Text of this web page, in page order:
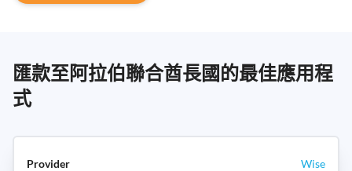
匯款至阿拉伯聯合酋長國的最佳應用程
式
Wise